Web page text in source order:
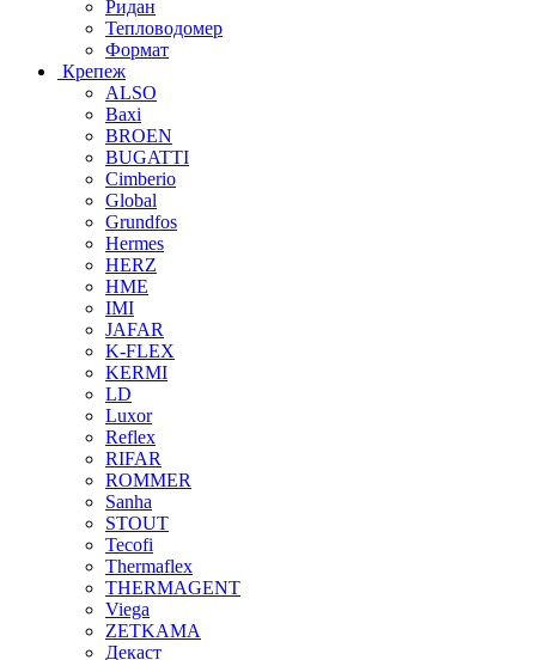
Ридан
Тепловодомер
Формат
Крепеж
ALSO
Baxi
BROEN
BUGATTI
Cimberio
Global
Grundfos
Hermes
HERZ
HME
IMI
JAFAR
K-FLEX
KERMI
LD
Luxor
Reflex
RIFAR
ROMMER
Sanha
STOUT
Tecofi
Thermaflex
THERMAGENT
Viega
ZETKAMA
Декаст